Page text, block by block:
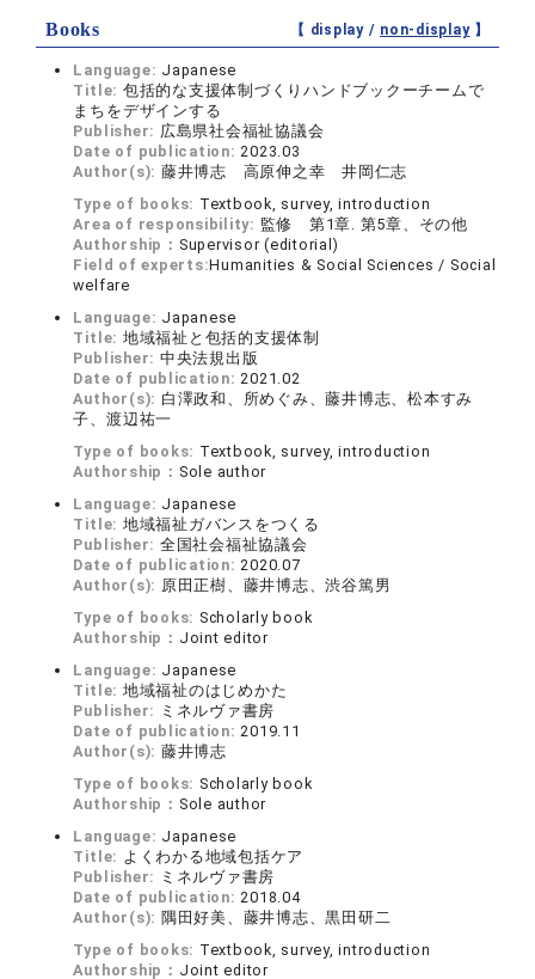
Books 【 display / non-display】
Language: Japanese
Title: 包括的な支援体制づくりハンドブックーチームで
まちをデザインする
Publisher: 広島県社会福祉協議会
Date of publication:2023.03
Author(s): 藤井博志 高原伸之幸 井岡仁志
Type of books: Textbook, survey, introduction
Area of responsibility: 監修 第1章. 第5章、その他
Authorship： Supervisor (editorial)
Field of experts:Humanities & Social Sciences / Social
welfare
Language: Japanese
Title: 地域福祉と包括的支援体制
Publisher: 中央法規出版
Date of publication:2021.02
Author(s): 白澤政和、所めぐみ、藤井博志、松本すみ
子、渡辺祐一
Type of books: Textbook, survey, introduction
Authorship： Sole author
Language: Japanese
Title: 地域福祉ガバンスをつくる
Publisher: 全国社会福祉協議会
Date of publication:2020.07
Author(s): 原田正樹、藤井博志、渋谷篤男
Type of books: Scholarly book
Authorship： Joint editor
Language: Japanese
Title: 地域福祉のはじめかた
Publisher: ミネルヴァ書房
Date of publication:2019.11
Author(s): 藤井博志
Type of books: Scholarly book
Authorship： Sole author
Language: Japanese
Title: よくわかる地域包括ケア
Publisher: ミネルヴァ書房
Date of publication:2018.04
Author(s): 隅田好美、藤井博志、黒田研二
Type of books: Textbook, survey, introduction
Authorship： Joint editor